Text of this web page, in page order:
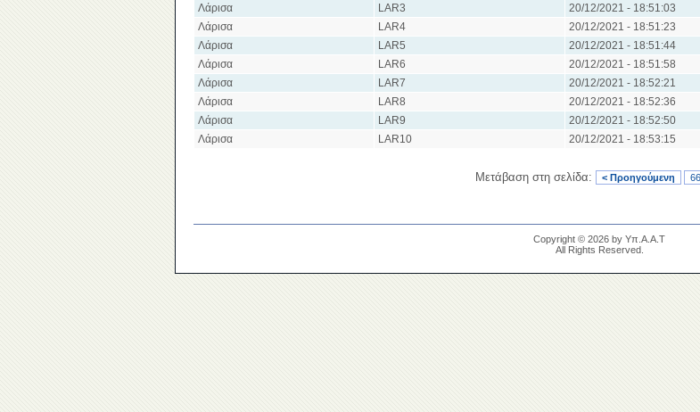
Λάρισα
LAR3 20/12/2021 - 18:51:03
Λάρισα
LAR4 20/12/2021 - 18:51:23
Λάρισα
LAR5 20/12/2021 - 18:51:44
Λάρισα
LAR6 20/12/2021 - 18:51:58
Λάρισα
LAR7 20/12/2021 - 18:52:21
Λάρισα
LAR8 20/12/2021 - 18:52:36
Λάρισα
LAR9 20/12/2021 - 18:52:50
Λάρισα
LAR10 20/12/2021 - 18:53:15
Μετάβαση στη σελίδα: < Προηγούμενη 66
Copyright © 2026 by Υπ.Α.Α.Τ
All Rights Reserved.